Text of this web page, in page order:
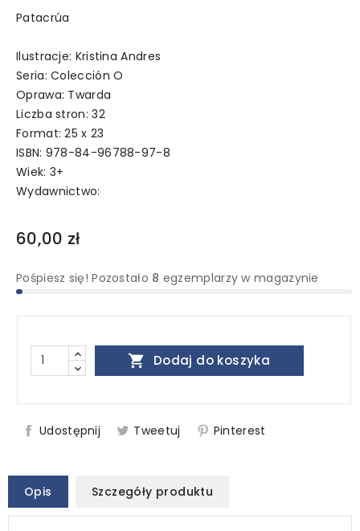
Patacrúa
Ilustracje: Kristina Andres
Seria: Colección O
Oprawa: Twarda
Liczba stron: 32
Format: 25 x 23
ISBN: 978-84-96788-97-8
Wiek: 3+
Wydawnictwo:
60,00 zł
Pośpiesz się! Pozostało 8 egzemplarzy w magazynie
 Dodaj do koszyka
Udostępnij Tweetuj Pinterest
Opis Szczegóły produktu